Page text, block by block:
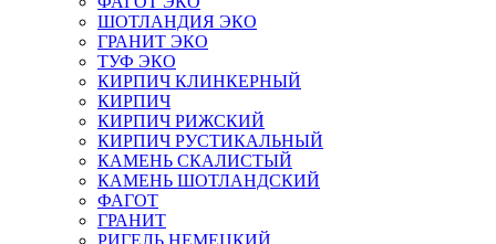
ШОТЛАНДИЯ ЭКО
ГРАНИТ ЭКО
ТУФ ЭКО
КИРПИЧ КЛИНКЕРНЫЙ
КИРПИЧ
КИРПИЧ РИЖСКИЙ
КИРПИЧ РУСТИКАЛЬНЫЙ
КАМЕНЬ СКАЛИСТЫЙ
КАМЕНЬ ШОТЛАНДСКИЙ
ФАГОТ
ГРАНИТ
РИГЕЛЬ НЕМЕЦКИЙ